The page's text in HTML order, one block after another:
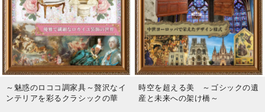
～魅惑のロココ調家具～贅沢なイ
ンテリアを彩るクラシックの華
時空を超える美 ～ゴシックの遺
産と未来への架け橋～